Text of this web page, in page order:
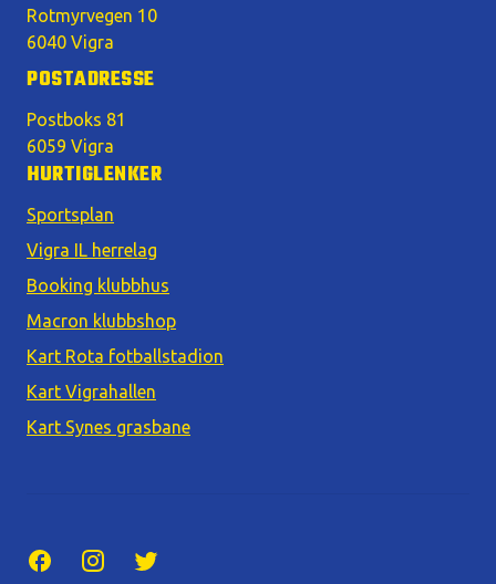
Rotmyrvegen 10
6040 Vigra
POSTADRESSE
Postboks 81
6059 Vigra
HURTIGLENKER
Sportsplan
Vigra IL herrelag
Booking klubbhus
Macron klubbshop
Kart Rota fotballstadion
Kart Vigrahallen
Kart Synes grasbane